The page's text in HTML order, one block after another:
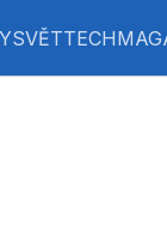
SVĚTTECH